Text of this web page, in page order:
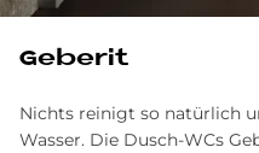
Ge­be­rit
Nichts reinigt so natürlich
Wasser. Die Dusch-WCs